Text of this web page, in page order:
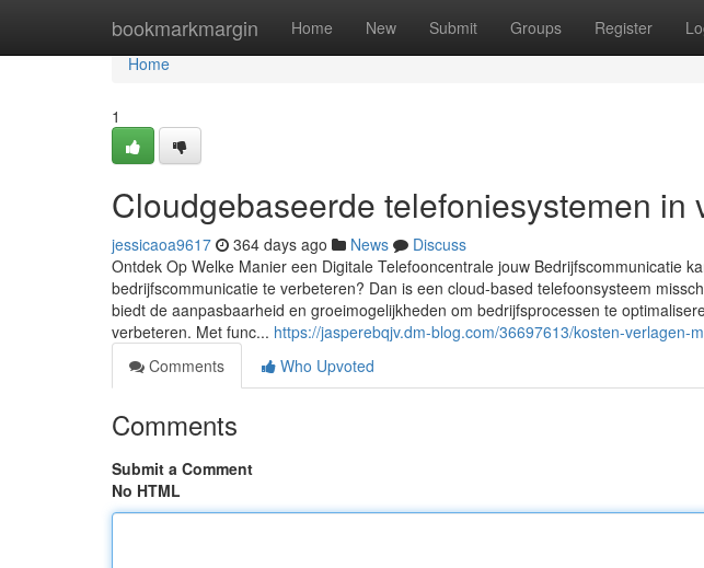
bookmarkmargin Home New Submit Groups Register
Home
Home
1
Cloudgebaseerde telefoniesystemen in
jessicaoa9617 364 days ago News
Discuss
Ontdek Op Welke Manier een Digitale Telefooncentrale jouw Bedrijfscommunicatie
bedrijfscommunicatie te verbeteren? Dan is een cloud-based telefoonsysteem
biedt de aanpasbaarheid en groeimogelijkheden om bedrijfsprocessen te
verbeteren. Met func... https://jasperebqjv.dm-blog.com/36697613/kosten-verlagen-
Comments
Who Upvoted
Comments
Submit a Comment
No HTML